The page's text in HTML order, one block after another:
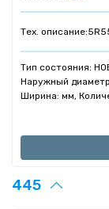
Тех. описание:
Тип состояния:
Наружный
Ширина: мм,
445